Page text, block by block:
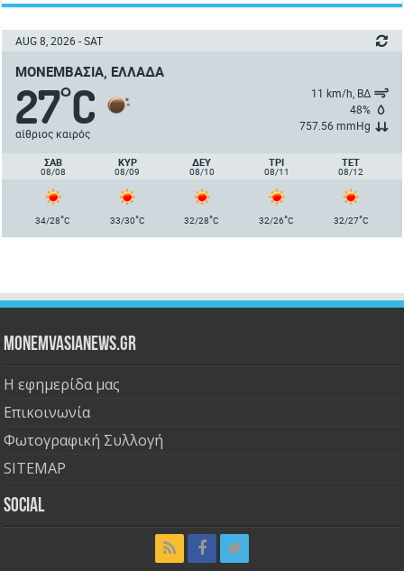
AUG 8, 2026 - SAT
ΜΟΝΕΜΒΑΣΙΆ, ΕΛΛΆΔΑ
27°C
αίθριος καιρός
11 km/h, ΒΔ
48%
757.56 mmHg
ΣΑΒ
08/08
ΚΥΡ
08/09
ΔΕΥ
08/10
ΤΡΙ
08/11
ΤΕΤ
08/12
34/28°C 33/30°C 32/28°C 32/26°C 32/27°C
Monemvasianews.gr
Η εφημερίδα μας
Επικοινωνία
Φωτογραφική Συλλογή
SITEMAP
Social